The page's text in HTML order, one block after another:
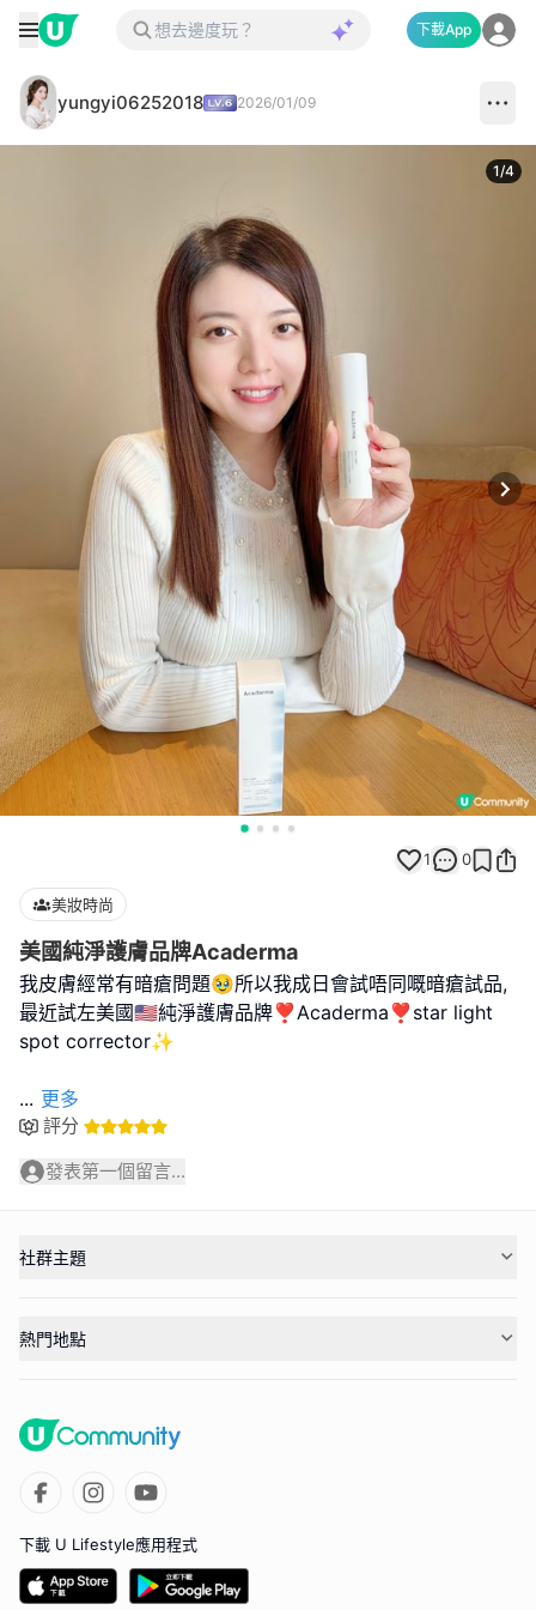
下載App
yungyi06252018 2026/01/09
1/4
1 0
美妝時尚
美國純淨護膚品牌Acaderma
我皮膚經常有暗瘡問題🥹所以我成日會試唔同嘅暗瘡試品,
最近試左美國🇺🇸純淨護膚品牌❣︎Acaderma❣︎star light
spot corrector✨
... 更多
評分
發表第一個留言...
社群主題
熱門地點
下載 U Lifestyle應用程式